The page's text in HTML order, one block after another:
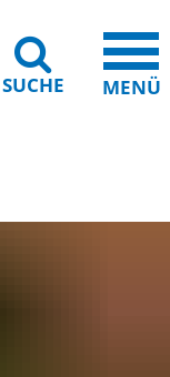
SUCHE MENÜ